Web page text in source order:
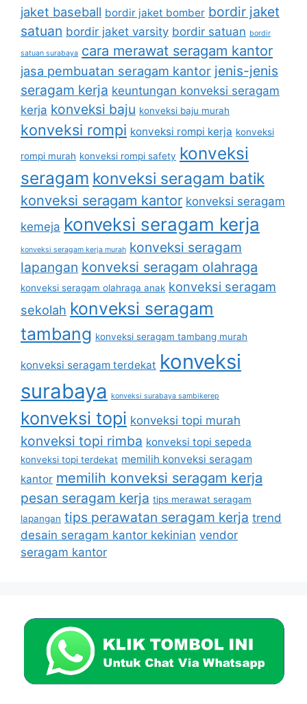
jaket baseball bordir jaket bomber bordir jaket
satuan bordir jaket varsity bordir satuan bordir
satuan surabaya cara merawat seragam kantor
jasa pembuatan seragam kantor jenis-jenis
seragam kerja keuntungan konveksi seragam
kerja konveksi baju konveksi baju murah
konveksi rompi konveksi rompi kerja konveksi
rompi murah konveksi rompi safety konveksi
seragam konveksi seragam batik
konveksi seragam kantor konveksi seragam
kemeja konveksi seragam kerja
konveksi seragam kerja murah konveksi seragam
lapangan konveksi seragam olahraga
konveksi seragam olahraga anak konveksi seragam
sekolah konveksi seragam
tambang konveksi seragam tambang murah
konveksi seragam terdekat konveksi
surabaya konveksi surabaya sambikerep
konveksi topi konveksi topi murah
konveksi topi rimba konveksi topi sepeda
konveksi topi terdekat memilih konveksi seragam
kantor memilih konveksi seragam kerja
pesan seragam kerja tips merawat seragam
lapangan tips perawatan seragam kerja trend
desain seragam kantor kekinian vendor
seragam kantor